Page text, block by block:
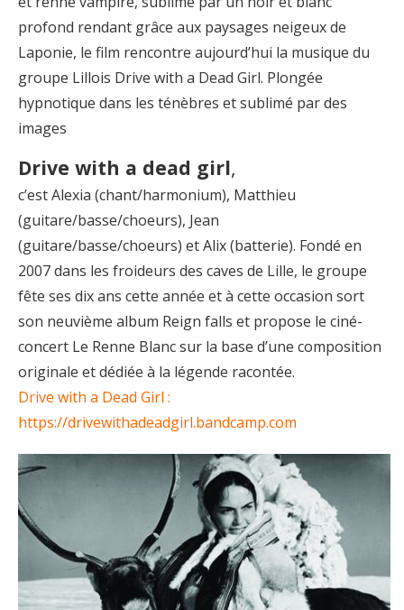
profond rendant grâce aux paysages neigeux de
Laponie, le film rencontre aujourd’hui la musique du
groupe Lillois Drive with a Dead Girl. Plongée
hypnotique dans les ténèbres et sublimé par des
images
Drive with a dead girl,
c’est Alexia (chant/harmonium), Matthieu
(guitare/basse/choeurs), Jean
(guitare/basse/choeurs) et Alix (batterie). Fondé en
2007 dans les froideurs des caves de Lille, le groupe
fête ses dix ans cette année et à cette occasion sort
son neuvième album Reign falls et propose le ciné-
concert Le Renne Blanc sur la base d’une composition
originale et dédiée à la légende racontée.
Drive with a Dead Girl :
https://drivewithadeadgirl.bandcamp.com